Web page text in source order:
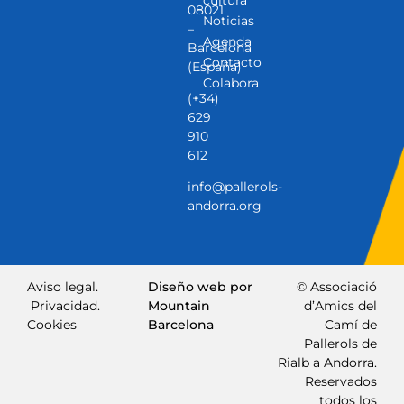
08021
–
Barcelona
(España)
(+34)
629
910
612
info@pallerols-
andorra.org
Noticias
Agenda
Contacto
Colabora
Aviso legal.
Privacidad.
Cookies
Diseño web por
Mountain
Barcelona
© Associació
d’Amics del
Camí de
Pallerols de
Rialb a Andorra.
Reservados
todos los